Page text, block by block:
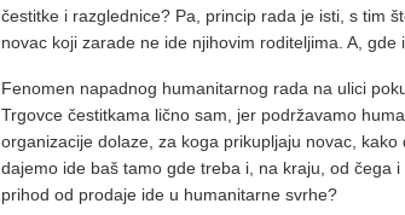
čestitke i razglednice? Pa, princip rada je isti, s tim
novac koji zarade ne ide njihovim roditeljima. A, gde
Fenomen napadnog humanitarnog rada na ulici
Trgovce čestitkama lično sam, jer podržavamo
organizacije dolaze, za koga prikupljaju novac,
dajemo ide baš tamo gde treba i, na kraju, od čega
prihod od prodaje ide u humanitarne svrhe?